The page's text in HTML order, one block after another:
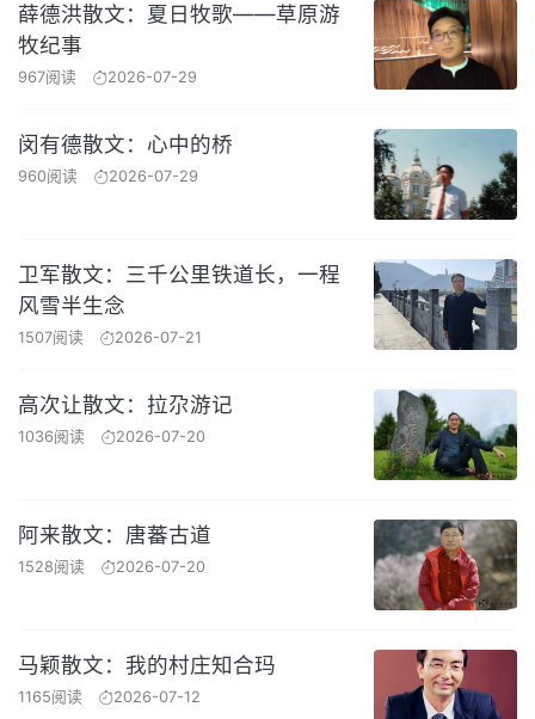
薛德洪散文：夏日牧歌——草原游
牧纪事
967阅读 2026-07-29
闵有德散文：心中的桥
960阅读 2026-07-29
卫军散文：三千公里铁道长，一程
风雪半生念
1507阅读 2026-07-21
高次让散文：拉尕游记
1036阅读 2026-07-20
阿来散文：唐蕃古道
1528阅读 2026-07-20
马颖散文：我的村庄知合玛
1165阅读 2026-07-12